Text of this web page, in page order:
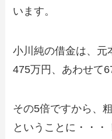
います。
小川純の借金は、元
475万円、あわせて
その5倍ですから、
ということに・・・